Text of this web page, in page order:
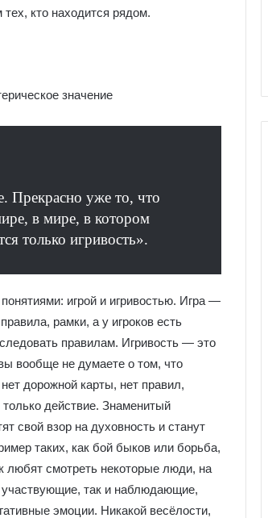
кто находится рядом.
Прекрасно уже то, что
в мире, в котором
только игривость».
игрой и игривостью. Игра —
рамки, а у игроков есть
правилам. Игривость — это
вообще не думаете о том, что
дорожной карты, нет правил,
действие. Знаменитый
свой взор на духовность и станут
таких, как бой быков или борьба,
любят смотреть некоторые люди, на
участвующие, так и наблюдающие,
эмоции. Никакой весёлости,